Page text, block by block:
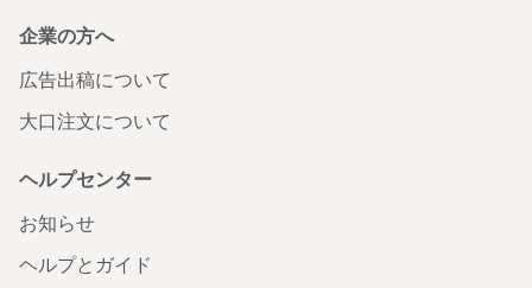
企業の方へ
広告出稿について
大口注文について
ヘルプセンター
お知らせ
ヘルプとガイド